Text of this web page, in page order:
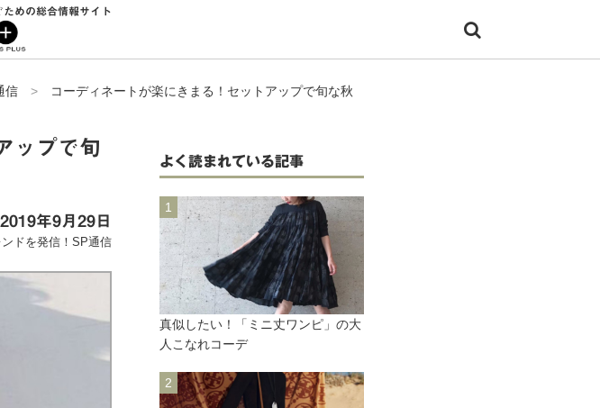
めの総合情報サイト
信 >
コーディネートが楽にきまる！セットアップで旬な秋
ップで旬
2019年9月29日
ドを発信！SP通信
よく読まれている記事
真似したい！「ミニ丈ワンピ」の大
人こなれコーデ